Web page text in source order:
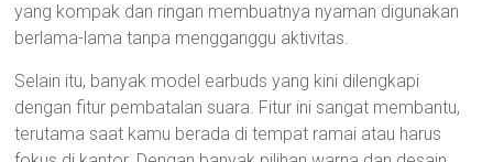
yang kompak dan ringan membuatnya nyaman digunakan
berlama-lama tanpa mengganggu aktivitas.
Selain itu, banyak model earbuds yang kini dilengkapi
dengan fitur pembatalan suara. Fitur ini sangat membantu,
terutama saat kamu berada di tempat ramai atau harus